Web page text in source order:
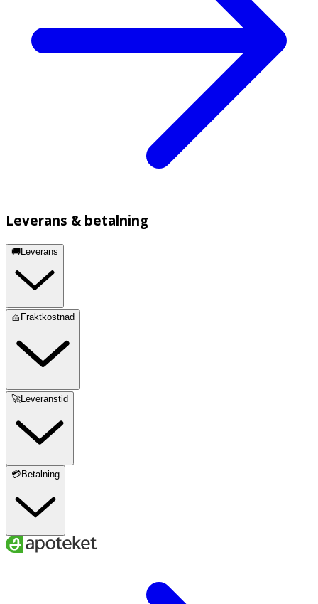
Leverans & betalning
🚚Leverans
🧺Fraktkostnad
🚀Leveranstid
💳Betalning